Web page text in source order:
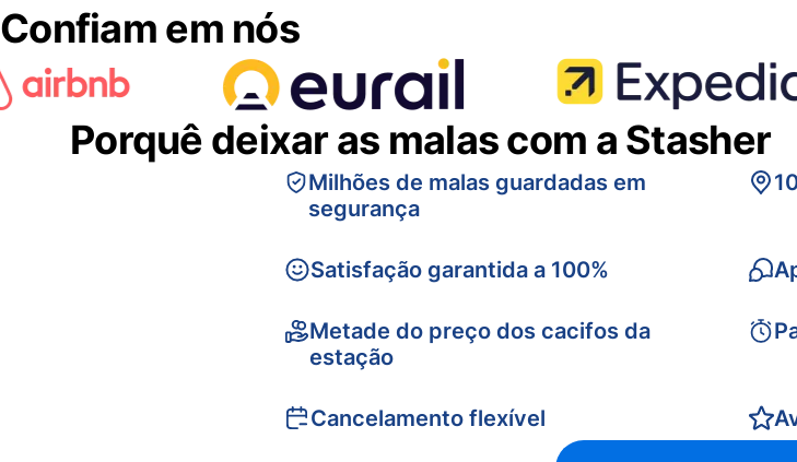
Confiam em nós
Porquê deixar as malas com a Stasher
Milhões de malas guardadas em
segurança
Satisfação garantida a 100%
Metade do preço dos cacifos da
estação
Cancelamento flexível